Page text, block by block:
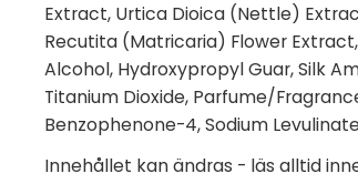
Extract, Urtica Dioica (Nettle)
Recutita (Matricaria) Flower
Alcohol, Hydroxypropyl Guar, Silk
Titanium Dioxide, Parfume/
Benzophenone-4, Sodium
Innehållet kan ändras - läs alltid